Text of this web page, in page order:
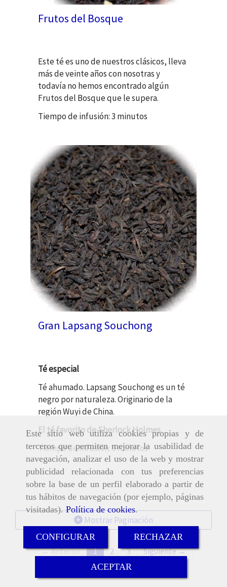
Este sitio web utiliza cookies propias y de
terceros que permiten mejorar la usabilidad de
navegación, analizar el uso de la web y mostrar
publicidad relacionada con tus preferencias
sobre la base de un perfil elaborado a partir de
tus hábitos de navegación (por ejemplo, páginas
visitadas).Política de cookies.
CONFIGURAR RECHAZAR
ACEPTAR
Frutos del Bosque
Este té es uno de nuestros clásicos, lleva
más de veinte años con nosotras y
todavía no hemos encontrado algún
Frutos del Bosque que le supera.
Tiempo de infusión: 3 minutos
Gran Lapsang Souchong
Té especial
Té ahumado. Lapsang Souchong es un té
negro por naturaleza. Originario de la
región Wuyi de China.
El té favorito de Sherlock Holmes.
Tiempo de Infusión: 5 minutos
Mostrar Paginación
← Anterior 1 2 3 Siguiente →